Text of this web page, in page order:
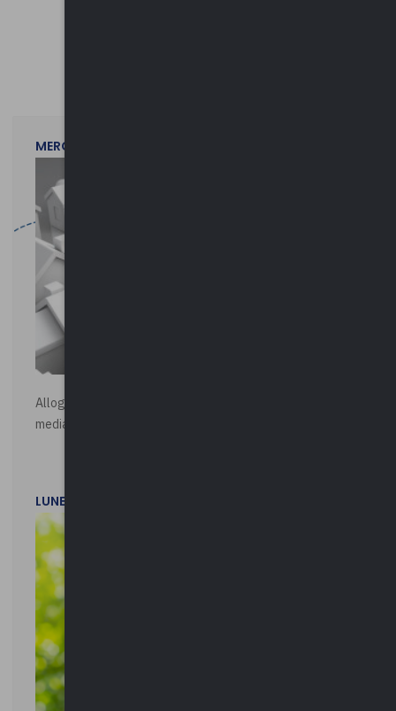
MERCOLEDì 29 LUGLIO 2026
Alloggi di Edilizia Residenziale Pubblica - Vendita all'asta
mediante procedura asincrona telematica
LUNEDì 20 LUGLIO 2026